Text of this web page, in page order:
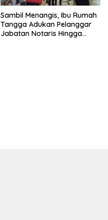
Sambil Menangis, Ibu Rumah
Tangga Adukan Pelanggar
Jabatan Notaris Hingga